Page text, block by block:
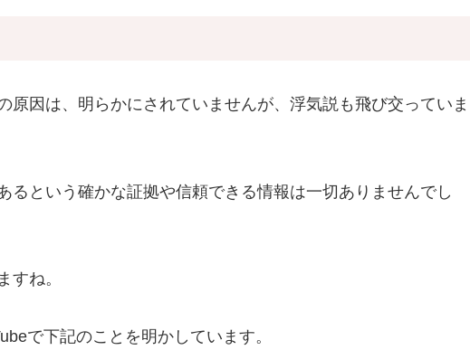
原因は、明らかにされていませんが、浮気説も飛び交っていま
るという確かな証拠や信頼できる情報は一切ありませんでし
すね。
で下記のことを明かしています。